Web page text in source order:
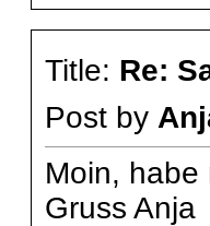
Title: Re:
Post by
Moin,
Gruss Anja